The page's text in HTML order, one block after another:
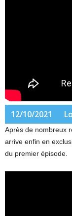
12/10/2021
Après de nombreux
arrive enfin en
du premier épisode.